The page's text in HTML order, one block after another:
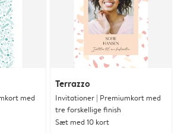
med
Terrazzo
Invitationer | Premiumkort med
tre forskellige finish
Sæt med 10 kort